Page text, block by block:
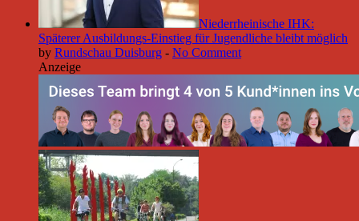
Niederrheinische IHK:
Späterer Ausbildungs-Einstieg für Jugendliche bleibt möglich
by Rundschau Duisburg - No Comment
Anzeige